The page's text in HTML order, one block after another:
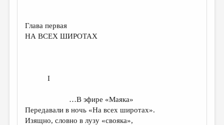
ПЕРЕВОДЫ
КНИЖНАЯ ПОЛКА
ОБЗОР ЛИТЕРАТУРЫ
СТРАНИЦЫ ПАМЯТИ
Глава первая
НА ВСЕХ ШИРОТАХ
I
…В эфире «Маяка»
Передавали в ночь «На всех широтах».
Изящно, словно в лузу «свояка»,